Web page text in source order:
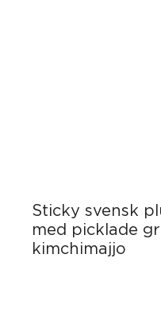
Sticky svensk
med picklade
kimchimajjo